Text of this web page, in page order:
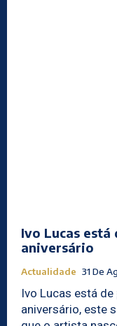
Ivo Lucas está
aniversário
Actualidade 31 De
Ivo Lucas está de
aniversário, este